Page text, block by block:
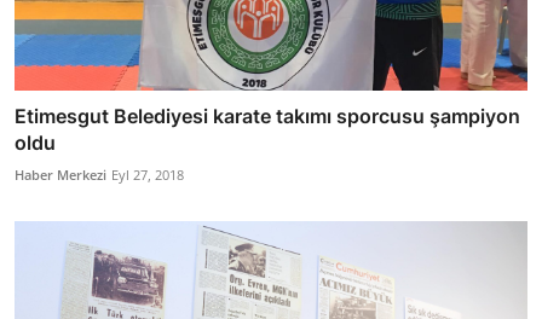
Etimesgut Belediyesi karate takımı sporcusu şampiyon
oldu
Haber Merkezi Eyl 27, 2018